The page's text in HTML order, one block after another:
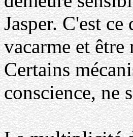
Jasper. C'est
vacarme et
Certains
conscience, ne